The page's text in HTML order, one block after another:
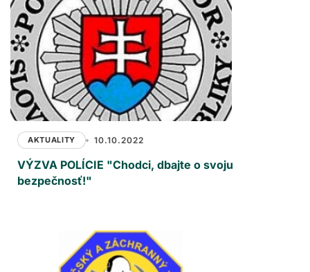
AKTUALITY 10.10.2022
VÝZVA POLÍCIE "Chodci, dbajte o svoju
bezpečnosť!"